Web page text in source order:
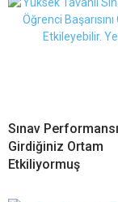
Sınav
Girdiğiniz Ortam
Etkiliyormuş